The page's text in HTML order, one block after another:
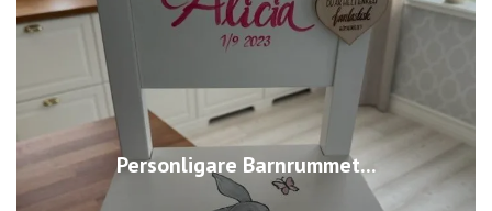
Personligare Barnrummet...